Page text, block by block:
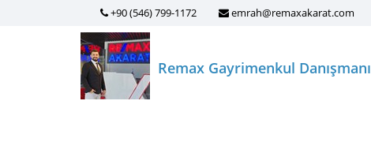
+90 (546) 799-1172 emrah@remaxakarat.com
Remax Gayrimenkul Danışmanı